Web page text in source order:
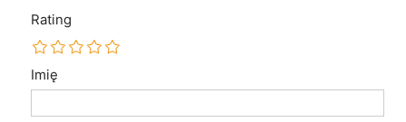
Rating
Imię